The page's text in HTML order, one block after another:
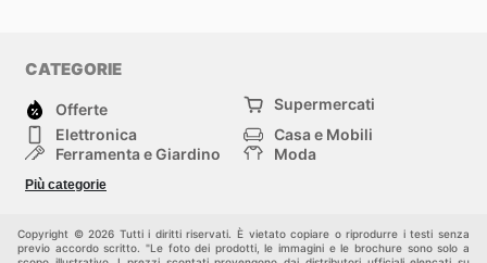
CATEGORIE
Offerte
Supermercati
Elettronica
Casa e Mobili
Ferramenta e Giardino
Moda
Bambini e Neonati
Più categorie
Copyright © 2026 Tutti i diritti riservati. È vietato copiare o riprodurre i testi senza
previo accordo scritto. "Le foto dei prodotti, le immagini e le brochure sono solo a